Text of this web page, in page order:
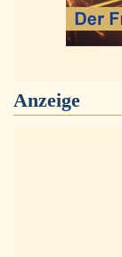
Anzeige